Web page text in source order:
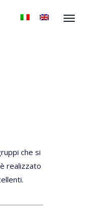
Menu
che si
realizzato